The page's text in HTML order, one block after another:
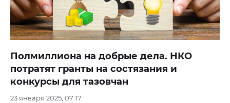
Полмиллиона на добрые дела. НКО
потратят гранты на состязания и
конкурсы для тазовчан
23 января 2025, 07:17